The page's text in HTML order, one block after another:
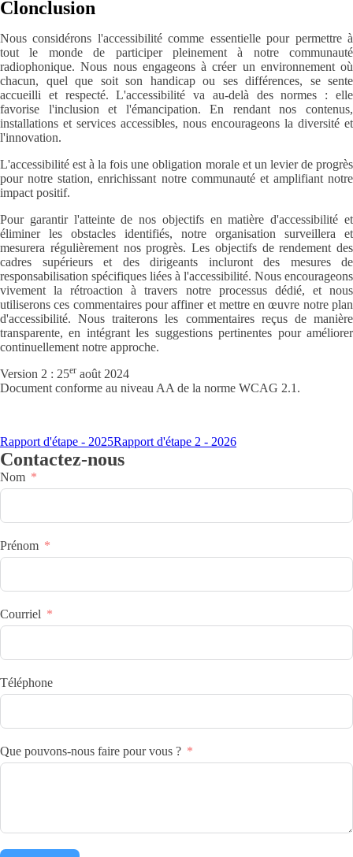
Clonclusion
Nous considérons l'accessibilité comme essentielle pour permettre à
tout le monde de participer pleinement à notre communauté
radiophonique. Nous nous engageons à créer un environnement où
chacun, quel que soit son handicap ou ses différences, se sente
accueilli et respecté. L'accessibilité va au-delà des normes : elle
favorise l'inclusion et l'émancipation. En rendant nos contenus,
installations et services accessibles, nous encourageons la diversité et
l'innovation.
L'accessibilité est à la fois une obligation morale et un levier de progrès
pour notre station, enrichissant notre communauté et amplifiant notre
impact positif.
Pour garantir l'atteinte de nos objectifs en matière d'accessibilité et
éliminer les obstacles identifiés, notre organisation surveillera et
mesurera régulièrement nos progrès. Les objectifs de rendement des
cadres supérieurs et des dirigeants incluront des mesures de
responsabilisation spécifiques liées à l'accessibilité. Nous encourageons
vivement la rétroaction à travers notre processus dédié, et nous
utiliserons ces commentaires pour affiner et mettre en œuvre notre plan
d'accessibilité. Nous traiterons les commentaires reçus de manière
transparente, en intégrant les suggestions pertinentes pour améliorer
continuellement notre approche.
Version 2 : 25er août 2024
Document conforme au niveau AA de la norme WCAG 2.1.
Rapport d'étape - 2025Rapport d'étape 2 - 2026
Contactez-nous
Nom
Prénom
Courriel
Téléphone
Que pouvons-nous faire pour vous ?